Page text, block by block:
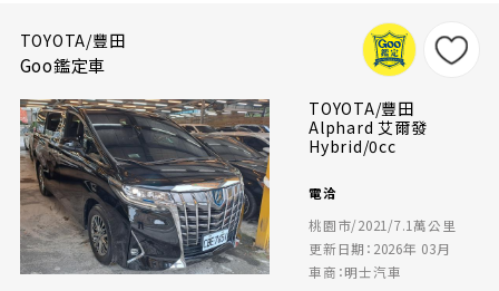
TOYOTA/豐田
Goo鑑定車
TOYOTA/豐田
Alphard 艾爾發
Hybrid/0cc
電洽
桃園市/2021/7.1萬公里
更新日期：2026年 03月
車商：明士汽車